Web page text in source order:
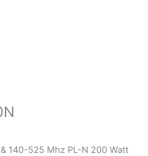
140-525 Mhz PL-N 200 Watt